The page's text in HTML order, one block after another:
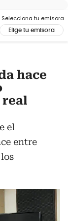
Selecciona tu emisora
Elige tu emisora
hace
real
el
entre